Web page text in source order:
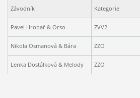
Závodník Kategorie
Pavel Hrobař & Orso ZVV2
Nikola Osmanová & Bára ZZO
Lenka Dostálková & Melody ZZO